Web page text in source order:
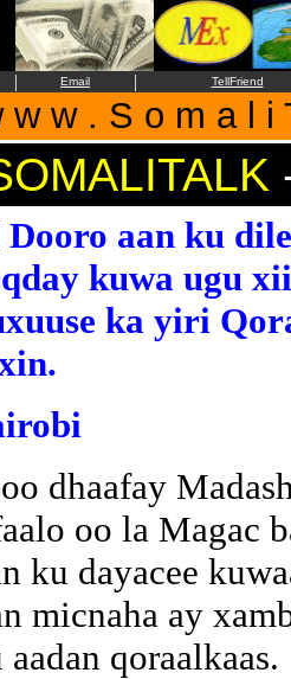
| Email | TellFriend
w w . S o m a l i
aan ku
kuwa ugu
ka yiri
dhaafay
oo la Magac
ku dayacee
micnaha ay
qoraalkaas.